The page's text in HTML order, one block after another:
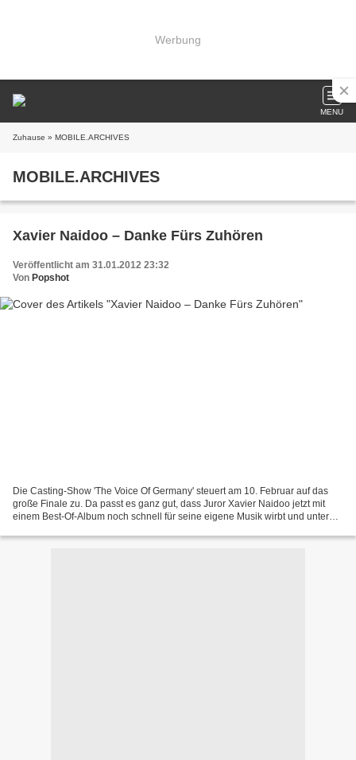
Werbung
MENU
Zuhause » MOBILE.ARCHIVES
MOBILE.ARCHIVES
Xavier Naidoo – Danke Fürs Zuhören
Veröffentlicht am 31.01.2012 23:32
Von Popshot
Die Casting-Show 'The Voice Of Germany' steuert am 10. Februar auf das
große Finale zu. Da passt es ganz gut, dass Juror Xavier Naidoo jetzt mit
einem Best-Of-Album noch schnell für seine eigene Musik wirbt und unter